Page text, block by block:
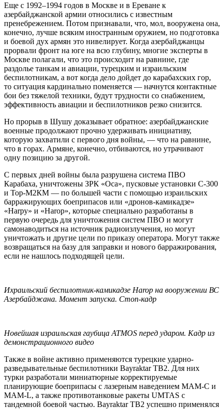
Еще с 1992–1994 годов в Москве и в Ереване к
азербайджанской армии относились с известным
пренебрежением. Потом признавали, что, мол, вооружена она,
конечно, лучше всяким иностранным оружием, но подготовка
и боевой дух армян это нивелирует. Когда азербайджанцы
прорвали фронт на юге на всю глубину, многие эксперты в
Москве полагали, что это происходит на равнине, где
раздолье танкам и авиации, турецким и израильским
беспилотникам, а вот когда дело дойдет до карабахских гор,
то ситуация кардинально поменяется — начнутся контактные
бои без тяжелой техники, будут трудности со снабжением,
эффективность авиации и беспилотников резко снизится.
Но прорыв в Шушу доказывает обратное: азербайджанские
военные продолжают прочно удерживать инициативу,
которую захватили с первого дня войны, — что на равнине,
что в горах. Армяне, конечно, отбиваются, но утрачивают
одну позицию за другой.
С первых дней войны была разрушена система ПВО
Карабаха, уничтожены ЗРК «Оса», пусковые установки С-300
и Тор-М2КМ — по большей части с помощью израильских
барражирующих боеприпасов или «дронов-камикадзе»
«Harpy» и «Harop», которые специально разработаны в
первую очередь для уничтожения систем ПВО и могут
самонаводиться на источник радиоизлучения, но могут
уничтожать и другие цели по приказу оператора. Могут также
возвращаться на базу для заправки и нового барражирования,
если не нашлось подходящей цели.
Ихраильский беспилотник-камикадзе Harop на вооружении ВС
Азербайджана. Момент запуска. Стоп-кадр
Новейшая израильская гаубица ATMOS перед ударом. Кадр из
демонстрационного видео
Также в войне активно применяются турецкие ударно-
разведывательные беспилотники Bayraktar TB2. Для них
турки разработали миниатюрные корректируемые
планирующие боеприпасы с лазерным наведением MAM-С и
MAM-L, а также противотанковые ракеты UMTAS с
тандемной боевой частью. Bayraktar TB2 успешно применялся